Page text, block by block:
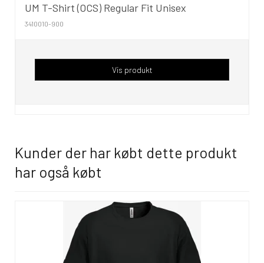
UM T-Shirt (OCS) Regular Fit Unisex
3410010-900
Vis produkt
Kunder der har købt dette produkt
har også købt